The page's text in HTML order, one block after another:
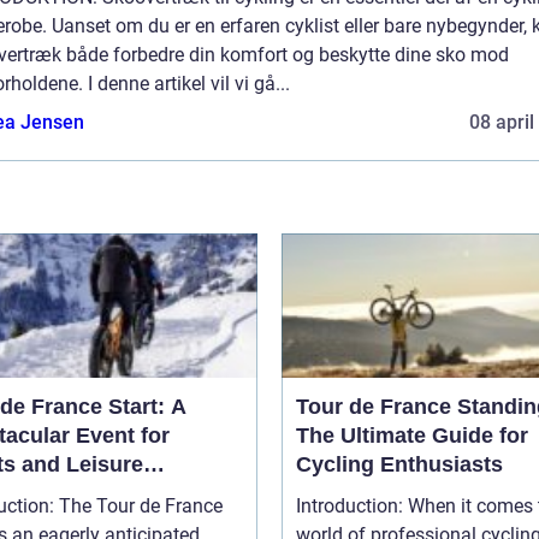
Uanset om du er en erfaren cyklist eller bare nybegynder,
både forbedre din komfort og beskytte dine sko mod
I denne artikel vil vi gå...
Jensen
08 april
France Start: A
Event for
and Leisure
The Tour de France
an eagerly anticipated
Tour de France
The Ultimate Guide for
Cycling Enthusiasts
Introduction: When it comes to the
world of professional